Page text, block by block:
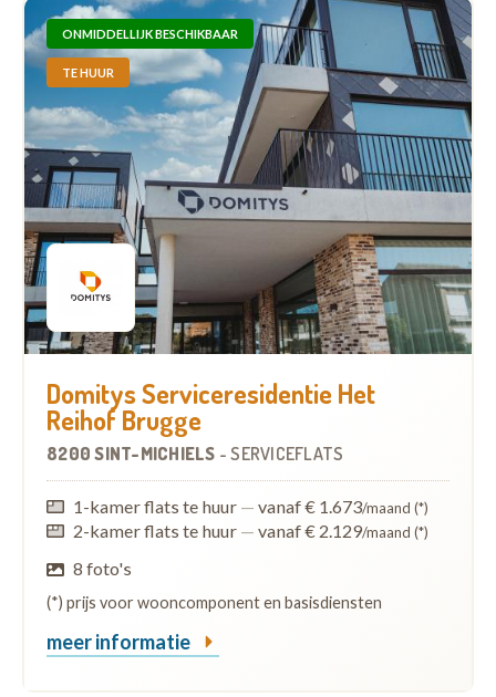
ONMIDDELLIJK BESCHIKBAAR
TE HUUR
Domitys Serviceresidentie Het
Reihof Brugge
8200 SINT-MICHIELS -SERVICEFLATS
1-kamer flats te huur — vanaf € 1.673/maand (*)
2-kamer flats te huur — vanaf € 2.129/maand (*)
8 foto's
(*) prijs voor wooncomponent en basisdiensten
meer informatie